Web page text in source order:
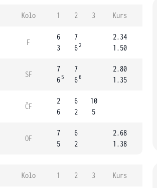
Kolo 1 2 3 Kurs
F
6
3
7
62
2.34
1.50
SF
7
6 5
7
66
2.80
1.35
ČF
2
6
6
2
10
5
OF
7
5
6
2
2.68
1.38
Kolo 1 2 3 Kurs